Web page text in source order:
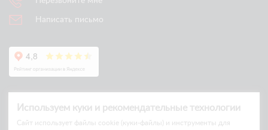
Написать письмо
Используем куки и рекомендательные технологии
Cайт использует файлы cookie (куки-файлы) и инструменты для